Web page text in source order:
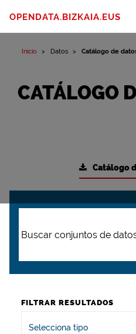
OPENDATA.BIZKAIA.EUS
Inicio Datos Catálogo de
CATÁLOGO
Catálogo
FILTRAR RESULTADOS
Selecciona tipo